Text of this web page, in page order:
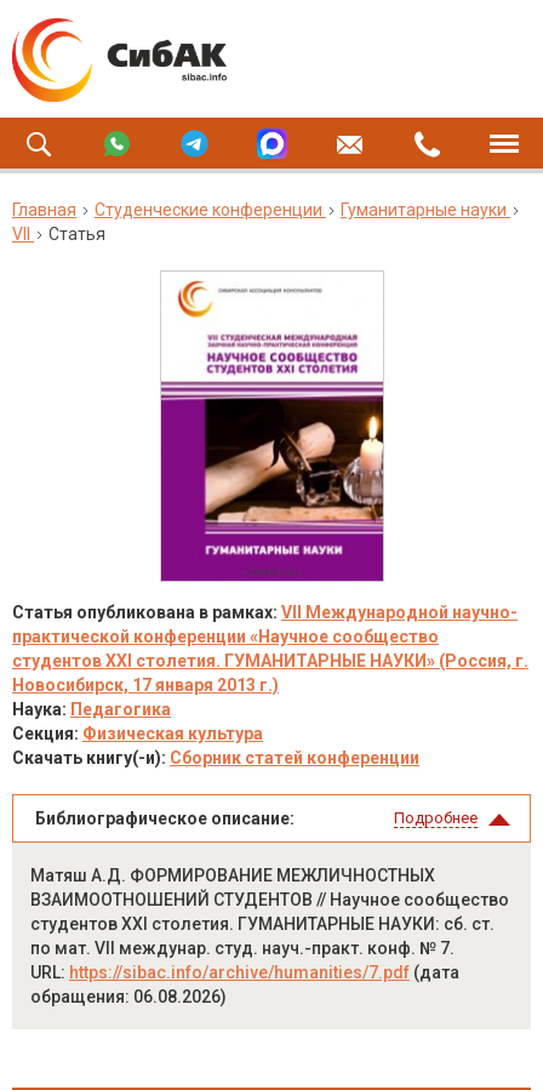
Главная Студенческие конференции
Гуманитарные науки
VII
Статья
Статья опубликована в рамках: VII Международной научно-
практической конференции «Научное сообщество
студентов XXI столетия. ГУМАНИТАРНЫЕ НАУКИ» (Россия, г.
Новосибирск, 17 января 2013 г.)
Наука: Педагогика
Секция: Физическая культура
Скачать книгу(-и): Сборник статей конференции
Библиографическое описание: Подробнее
Матяш А.Д. ФОРМИРОВАНИЕ МЕЖЛИЧНОСТНЫХ
ВЗАИМООТНОШЕНИЙ СТУДЕНТОВ // Научное сообщество
студентов XXI столетия. ГУМАНИТАРНЫЕ НАУКИ: сб. ст.
по мат. VII междунар. студ. науч.-практ. конф. № 7.
URL: https://sibac.info/archive/humanities/7.pdf (дата
обращения: 06.08.2026)